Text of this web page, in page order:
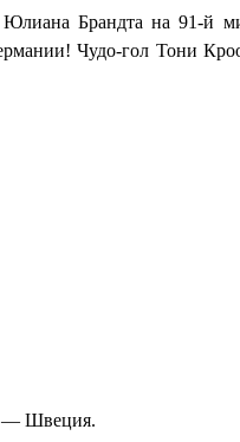
Брандта на 91-й
Чудо-гол Тони
— Швеция.